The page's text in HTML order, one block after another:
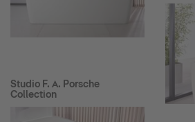
Studio F. A. Porsche
Collection